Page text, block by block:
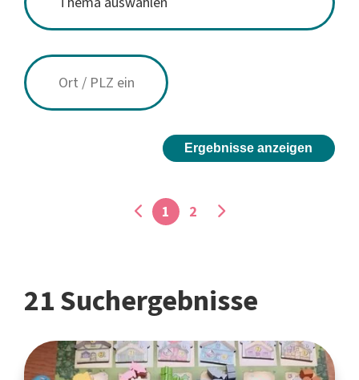
Ergebnisse anzeigen
1 2
21 Suchergebnisse